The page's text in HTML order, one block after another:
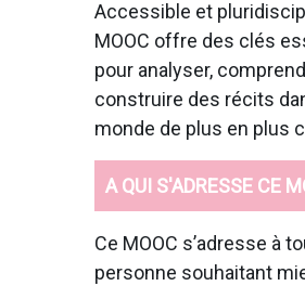
Accessible et
MOOC offre des clés
pour analyser,
construire des récits
monde de plus en plus
A QUI S'ADRESSE CE
Ce MOOC s’adresse à
personne souhaitant